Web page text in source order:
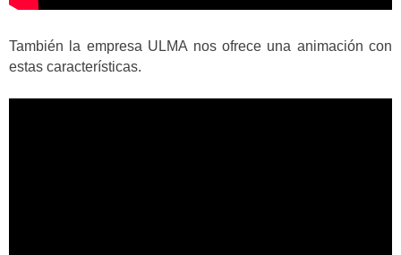
También la empresa ULMA nos ofrece una animación con
estas características.